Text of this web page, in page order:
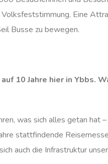
Eine
Busse zu bewegen.
10 Jahre hier in Ybbs.
was sich alles getan hat
stattfindende
auch die Infrastruktur